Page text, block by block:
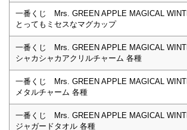
一番くじ Mrs. GREEN APPLE MAGICAL
とってもミセスなマグカップ
一番くじ Mrs. GREEN APPLE MAGICAL
シャカシャカアクリルチャーム 各種
一番くじ Mrs. GREEN APPLE MAGICAL
メタルチャーム 各種
一番くじ Mrs. GREEN APPLE MAGICAL
ジャガードタオル 各種